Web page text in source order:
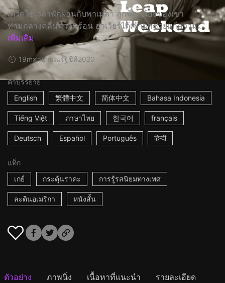
เดวิดใช้เวลาพักผ่อนกับพาเมลา ลูกพี่ลูกน้องของเขา
ท่ามกลางคลื่นความร้อน ฮาเวียร์ได้เข้ามาช่วยแก้ความเ...
เพิ่มเติม
19mสาธารณรัฐชิลี2020
คำบรรยาย
English
繁體中文 简体中文 Bahasa Indonesia
Tiếng Việt ภาษาไทย 한국어 français
Deutsch Español Português हिन्दी
แท็ก
เกย์
กระตุ้นราคะ การรู้รสนิยมทางเพศ
ละตินอเมริกา หนังสั้น
ตัวอย่าง ภาพนิ่ง เนื้อหาที่แนะนำ รายละเอียด